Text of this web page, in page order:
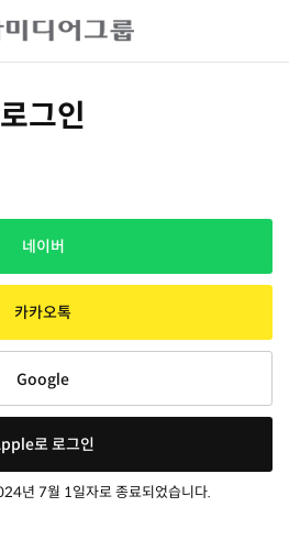
로그인
네이버
카카오톡
Google
로 로그인
년 7월 1일자로 종료되었습니다.